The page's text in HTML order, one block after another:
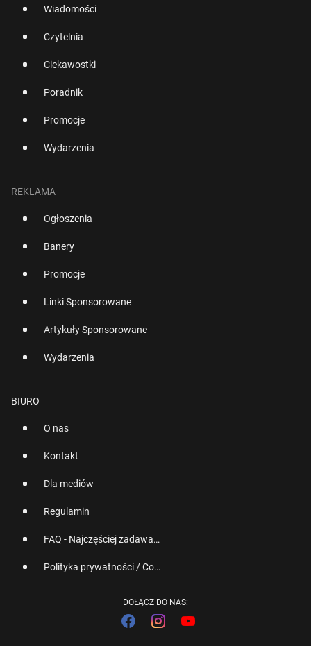
Wiadomości
Czytelnia
Ciekawostki
Poradnik
Promocje
Wydarzenia
REKLAMA
Ogłoszenia
Banery
Promocje
Linki Sponsorowane
Artykuły Sponsorowane
Wydarzenia
BIURO
O nas
Kontakt
Dla mediów
Regulamin
FAQ - Najczęściej zadawane pytania
Polityka prywatności / Cookies
DOŁĄCZ DO NAS: